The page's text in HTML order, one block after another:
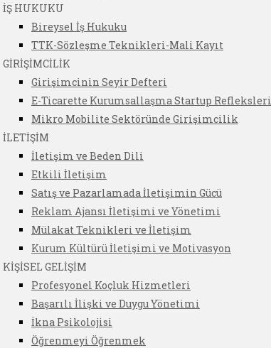
İŞ HUKUKU
Bireysel İş Hukuku
TTK-Sözleşme Teknikleri-Mali Kayıt
GİRİŞİMCİLİK
Girişimcinin Seyir Defteri
E-Ticarette Kurumsallaşma Startup Refleksleri
Mikro Mobilite Sektöründe Girişimcilik
İLETİŞİM
İletişim ve Beden Dili
Etkili İletişim
Satış ve Pazarlamada İletişimin Gücü
Reklam Ajansı İletişimi ve Yönetimi
Mülakat Teknikleri ve İletişim
Kurum Kültürü İletişimi ve Motivasyon
KİŞİSEL GELİŞİM
Profesyonel Koçluk Hizmetleri
Başarılı İlişki ve Duygu Yönetimi
İkna Psikolojisi
Öğrenmeyi Öğrenmek